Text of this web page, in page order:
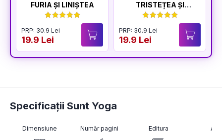
FURIA ȘI LINIȘTEA
PRP: 30.9 Lei
19.9 Lei
TRISTEȚEA ȘI
BUCURIA
PRP: 30.9 Lei
19.9 Lei
Specificații Sunt Yoga
Dimensiune Număr pagini Editura